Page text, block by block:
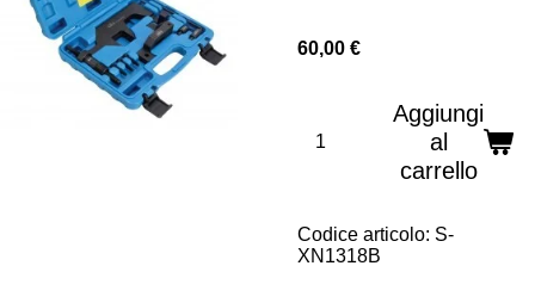
60,00 €
Aggiungi
al
carrello
Codice articolo: S-
XN1318B